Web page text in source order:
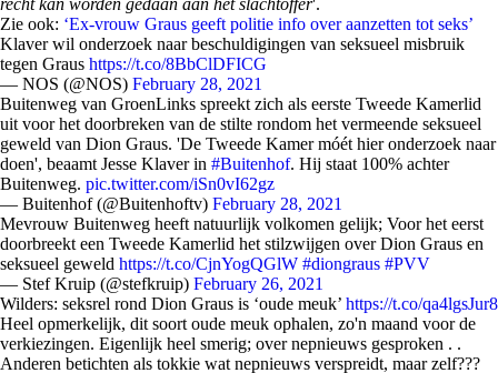
recht kan worden gedaan aan het slachtoffer'.
Zie ook: ‘Ex-vrouw Graus geeft politie info over aanzetten tot seks’
Klaver wil onderzoek naar beschuldigingen van seksueel misbruik
tegen Graus https://t.co/8BbClDFICG
— NOS (@NOS) February 28, 2021
Buitenweg van GroenLinks spreekt zich als eerste Tweede Kamerlid
uit voor het doorbreken van de stilte rondom het vermeende seksueel
geweld van Dion Graus. 'De Tweede Kamer móét hier onderzoek naar
doen', beaamt Jesse Klaver in #Buitenhof. Hij staat 100% achter
Buitenweg. pic.twitter.com/iSn0vI62gz
— Buitenhof (@Buitenhoftv) February 28, 2021
Mevrouw Buitenweg heeft natuurlijk volkomen gelijk; Voor het eerst
doorbreekt een Tweede Kamerlid het stilzwijgen over Dion Graus en
seksueel geweld https://t.co/CjnYogQGlW #diongraus #PVV
— Stef Kruip (@stefkruip) February 26, 2021
Wilders: seksrel rond Dion Graus is ‘oude meuk’ https://t.co/qa4lgsJur8
Heel opmerkelijk, dit soort oude meuk ophalen, zo'n maand voor de
verkiezingen. Eigenlijk heel smerig; over nepnieuws gesproken . .
Anderen betichten als tokkie wat nepnieuws verspreidt, maar zelf???